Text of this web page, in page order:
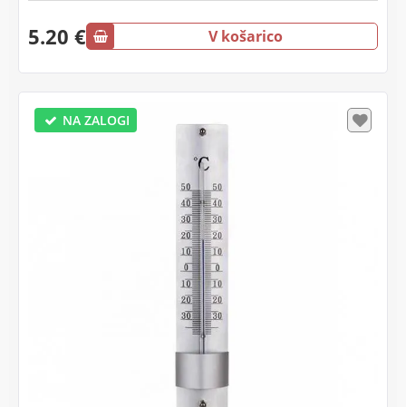
5.20 € V košarico
NA ZALOGI